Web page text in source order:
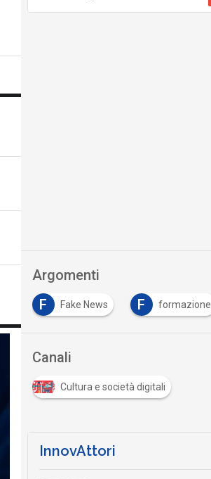
Argomenti
F Fake News F formazione
Canali
Cultura e società digitali
InnovAttori